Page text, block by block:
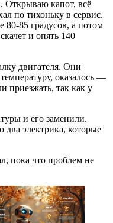
Открываю капот, всё
по тихоньку в сервис.
80-85 градусов, а потом
и опять 140
двигателя. Они
оказалось —
приезжать, так как у
и его заменили.
два электрика, которые
пока что проблем не